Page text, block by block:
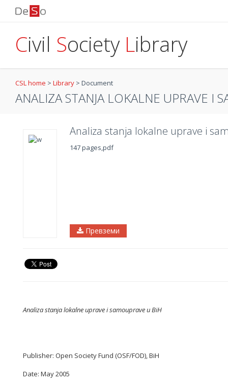
Civil Society Library
CSL home > Library > Document
ANALIZA STANJA LOKALNE UPRAVE I
Analiza stanja lokalne uprave i
147 pages,pdf
Превземи
Analiza stanja lokalne uprave i samouprave u BiH
Publisher: Open Society Fund (OSF/FOD), BiH
Date: May 2005